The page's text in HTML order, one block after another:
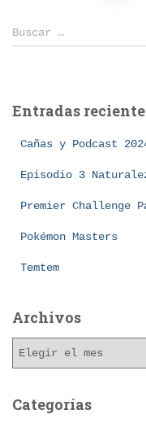
de
B
u
r
Buscar …
Entradas
Cañas y Podcast
Episodio 3
Premier Challenge
Pokémon Masters
Temtem
Archivos
h
Categorías